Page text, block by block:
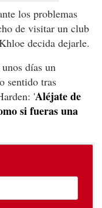
los problemas
de visitar un club
decida dejarle.
días un
sentido tras
'Aléjate de
si fueras una